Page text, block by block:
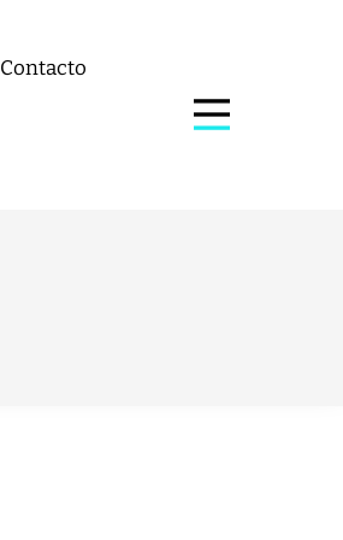
Contacto